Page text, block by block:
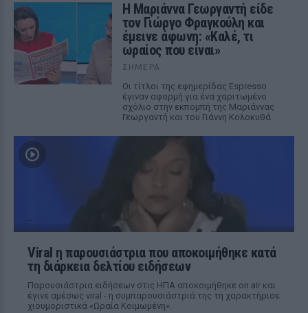
Η Μαριάννα Γεωργαντή είδε
τον Γιώργο Φραγκούλη και
έμεινε άφωνη: «Καλέ, τι
ωραίος που είναι»
ΣΉΜΕΡΑ
Οι τίτλοι της εφημερίδας Espresso
έγιναν αφορμή για ένα χαριτωμένο
σχόλιο στην εκπομπή της Μαριάννας
Γεωργαντή και του Γιάννη Κολοκυθά
Viral η παρουσιάστρια που αποκοιμήθηκε κατά
τη διάρκεια δελτίου ειδήσεων
Παρουσιάστρια ειδήσεων στις ΗΠΑ αποκοιμήθηκε on air και
έγινε αμέσως viral - η συμπαρουσιάστριά της τη χαρακτήρισε
χιουμοριστικά «Ωραία Κοιμωμένη».